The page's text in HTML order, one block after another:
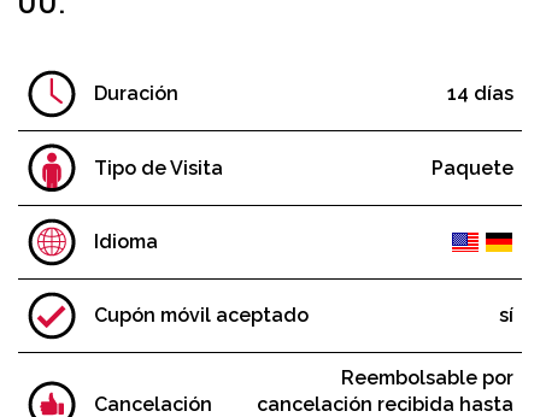
Cruceros y Helicópteros
Espectáculos de Broadway
Noche y Vida Nocturna
Cruceros y tours de vacaciones
Restaurantes
La Línea Económica
Excursiones de un día y màs
Visitas Turísticas de la Ciudad
Recorridos en Bicicleta
Duración 14 días
Tipo de Visita Paquete
Idioma
Cupón móvil aceptado sí
Cancelación
Reembolsable por
cancelación recibida hasta